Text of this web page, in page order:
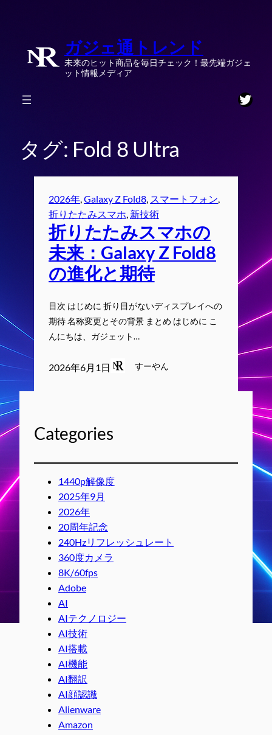
ガジェ通トレンド
未来のヒット商品を毎日チェック！最先端ガジェ
ット情報メディア
タグ: Fold 8 Ultra
2026年 Galaxy Z Fold8 スマートフォン
折りたたみスマホ 新技術
折りたたみスマホの
未来：Galaxy Z Fold8
の進化と期待
目次 はじめに 折り目がないディスプレイへの
期待 名称変更とその背景 まとめ はじめに こ
んにちは、ガジェット…
2026年6月1日 すーやん
Categories
1440p解像度
2025年9月
2026年
20周年記念
240Hzリフレッシュレート
360度カメラ
8K/60fps
Adobe
AI
AIテクノロジー
AI技術
AI搭載
AI機能
AI翻訳
AI顔認識
Alienware
Amazon